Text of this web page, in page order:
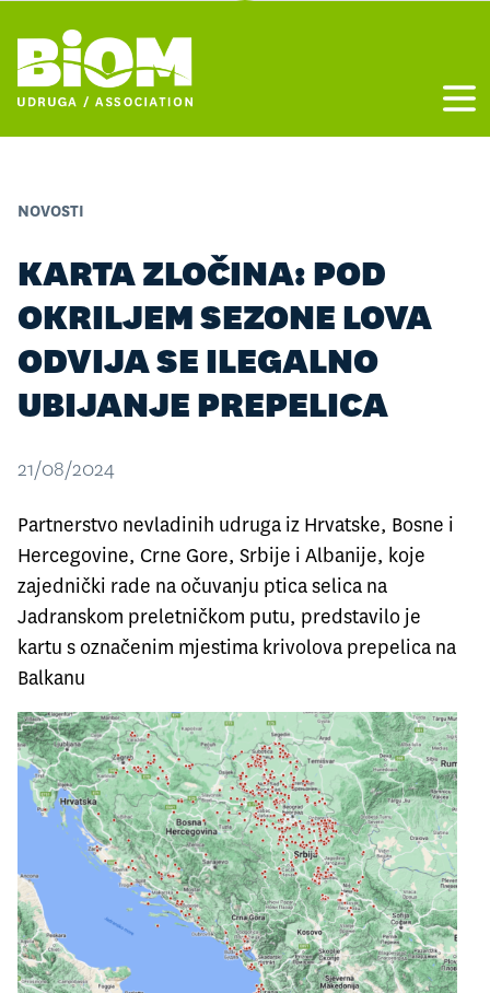
NOVOSTI
KARTA ZLOČINA: POD
OKRILJEM SEZONE LOVA
ODVIJA SE ILEGALNO
UBIJANJE PREPELICA
21/08/2024
Partnerstvo nevladinih udruga iz Hrvatske, Bosne i
Hercegovine, Crne Gore, Srbije i Albanije, koje
zajednički rade na očuvanju ptica selica na
Jadranskom preletničkom putu, predstavilo je
kartu s označenim mjestima krivolova prepelica na
Balkanu